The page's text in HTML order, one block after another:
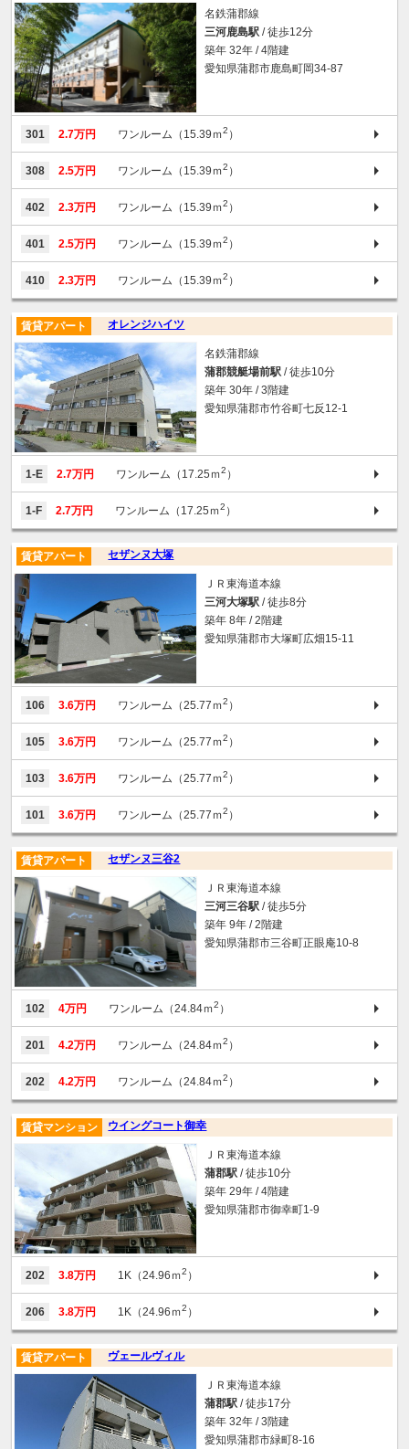
名鉄蒲郡線
三河鹿島駅 / 徒歩12分
築年 32年 / 4階建
愛知県蒲郡市鹿島町岡34-87
301 2.7万円 ワンルーム（15.39ｍ2 ）
308 2.5万円 ワンルーム（15.39ｍ2 ）
402 2.3万円 ワンルーム（15.39ｍ2 ）
401 2.5万円 ワンルーム（15.39ｍ2 ）
410 2.3万円 ワンルーム（15.39ｍ2 ）
オレンジハイツ
賃貸アパート
名鉄蒲郡線
蒲郡競艇場前駅 / 徒歩10分
築年 30年 / 3階建
愛知県蒲郡市竹谷町七反12-1
1-E 2.7万円 ワンルーム（17.25ｍ2 ）
1-F 2.7万円 ワンルーム（17.25ｍ2 ）
セザンヌ大塚
賃貸アパート
ＪＲ東海道本線
三河大塚駅 / 徒歩8分
築年 8年 / 2階建
愛知県蒲郡市大塚町広畑15-11
106 3.6万円 ワンルーム（25.77ｍ2 ）
105 3.6万円 ワンルーム（25.77ｍ2 ）
103 3.6万円 ワンルーム（25.77ｍ2 ）
101 3.6万円 ワンルーム（25.77ｍ2 ）
セザンヌ三谷2
賃貸アパート
ＪＲ東海道本線
三河三谷駅 / 徒歩5分
築年 9年 / 2階建
愛知県蒲郡市三谷町正眼庵10-8
102 4万円 ワンルーム（24.84ｍ2 ）
201 4.2万円 ワンルーム（24.84ｍ2 ）
202 4.2万円 ワンルーム（24.84ｍ2 ）
ウイングコート御幸
賃貸マンション
ＪＲ東海道本線
蒲郡駅 / 徒歩10分
築年 29年 / 4階建
愛知県蒲郡市御幸町1-9
202 3.8万円 1K（24.96ｍ2 ）
206 3.8万円 1K（24.96ｍ2 ）
ヴェールヴィル
賃貸アパート
ＪＲ東海道本線
蒲郡駅 / 徒歩17分
築年 32年 / 3階建
愛知県蒲郡市緑町8-16